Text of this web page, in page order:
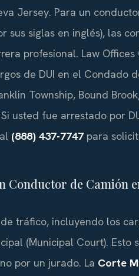
Jersey. Para un
sus siglas en inglés), las
profesional. Law Offices
de DUI en el Condado
Township, Bound
usted fue arrestado por
(888) 437-7747 para
Conductor de Camión
tráfico, incluyendo los
(Municipal Court).
por un jurado. La Corte